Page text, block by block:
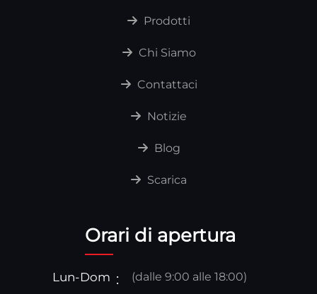
Prodotti
Chi Siamo
Contattaci
Notizie
Blog
Scarica
Orari di apertura
Lun-Dom (dalle 9:00 alle 18:00)